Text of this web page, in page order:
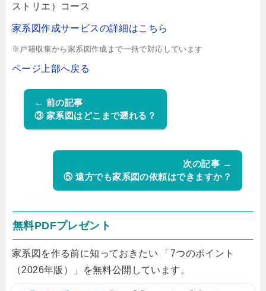
ストリエ）コース
家系図作成サービスの詳細はこちら
※戸籍収集から家系図作成まで一括で対応しています
ページ上部へ戻る
← 前の記事
③ 家系図はどこまで遡れる？
次の記事 →
⑤ 遠方でも家系図の依頼はできますか？
無料PDFプレゼント
家系図を作る前に知っておきたい 「7つのポイント
（2026年版）」を無料公開しています。